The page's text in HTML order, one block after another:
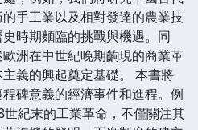
手工業以及相對發達的農業技
時期麵臨的挑戰與機遇。同
洲在中世紀晚期齣現的商業革
義的興起奠定基礎。 本書將
碑意義的經濟事件和進程。例
紀末的工業革命，不僅關注其